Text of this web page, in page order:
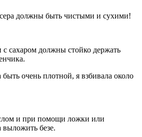
должны быть чистыми и сухими!
сахаром должны стойко держать
очень плотной, я взбивала около
и при помощи ложки или
выложить безе.